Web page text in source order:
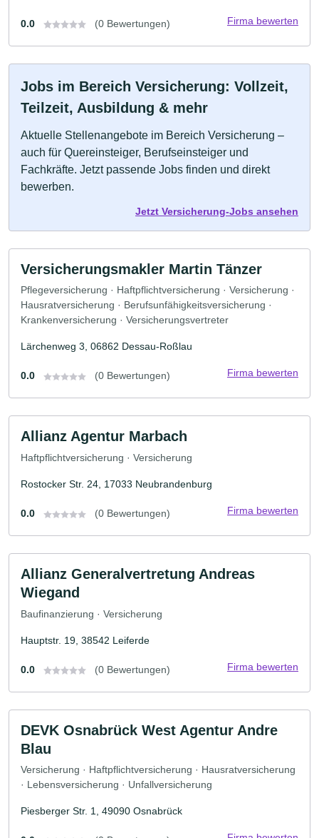
0.0 (0 Bewertungen) Firma bewerten
Jobs im Bereich Versicherung: Vollzeit,
Teilzeit, Ausbildung & mehr
Aktuelle Stellenangebote im Bereich Versicherung –
auch für Quereinsteiger, Berufseinsteiger und
Fachkräfte. Jetzt passende Jobs finden und direkt
bewerben.
Jetzt Versicherung-Jobs ansehen
Versicherungsmakler Martin Tänzer
Pflegeversicherung · Haftpflichtversicherung · Versicherung ·
Hausratversicherung · Berufsunfähigkeitsversicherung ·
Krankenversicherung · Versicherungsvertreter
Lärchenweg 3, 06862 Dessau-Roßlau
0.0 (0 Bewertungen) Firma bewerten
Allianz Agentur Marbach
Haftpflichtversicherung · Versicherung
Rostocker Str. 24, 17033 Neubrandenburg
0.0 (0 Bewertungen) Firma bewerten
Allianz Generalvertretung Andreas
Wiegand
Baufinanzierung · Versicherung
Hauptstr. 19, 38542 Leiferde
0.0 (0 Bewertungen) Firma bewerten
DEVK Osnabrück West Agentur Andre
Blau
Versicherung · Haftpflichtversicherung · Hausratversicherung
· Lebensversicherung · Unfallversicherung
Piesberger Str. 1, 49090 Osnabrück